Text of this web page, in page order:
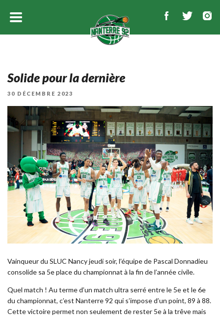
Solide pour la dernière
PUBLIÉ
30 DÉCEMBRE 2023
Vainqueur du SLUC Nancy jeudi soir, l’équipe de Pascal Donnadieu
consolide sa 5e place du championnat à la fin de l’année civile.
Quel match ! Au terme d’un match ultra serré entre le 5e et le 6e
du championnat, c’est Nanterre 92 qui s’impose d’un point, 89 à 88.
Cette victoire permet non seulement de rester 5e à la trêve mais